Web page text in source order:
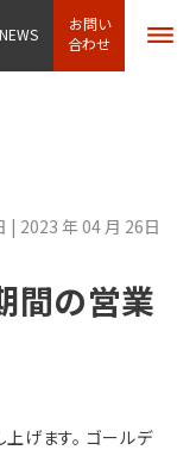
NEWS
お問い
合わせ
| 2023 年 04 月 26日
間の営業
げます。 ゴールデ